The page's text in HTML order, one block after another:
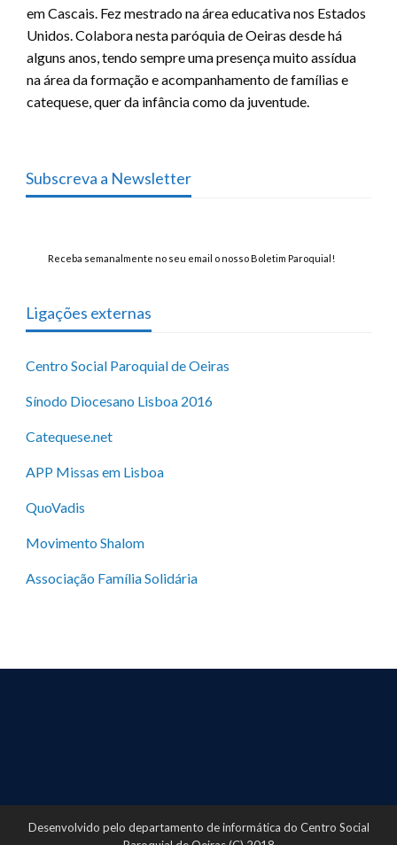
em Cascais. Fez mestrado na área educativa nos Estados
Unidos. Colabora nesta paróquia de Oeiras desde há
alguns anos, tendo sempre uma presença muito assídua
na área da formação e acompanhamento de famílias e
catequese, quer da infância como da juventude.
Subscreva a Newsletter
Receba semanalmente no seu email o nosso Boletim Paroquial!
Ligações externas
Centro Social Paroquial de Oeiras
Sínodo Diocesano Lisboa 2016
Catequese.net
APP Missas em Lisboa
QuoVadis
Movimento Shalom
Associação Família Solidária
Desenvolvido pelo departamento de informática do Centro Social